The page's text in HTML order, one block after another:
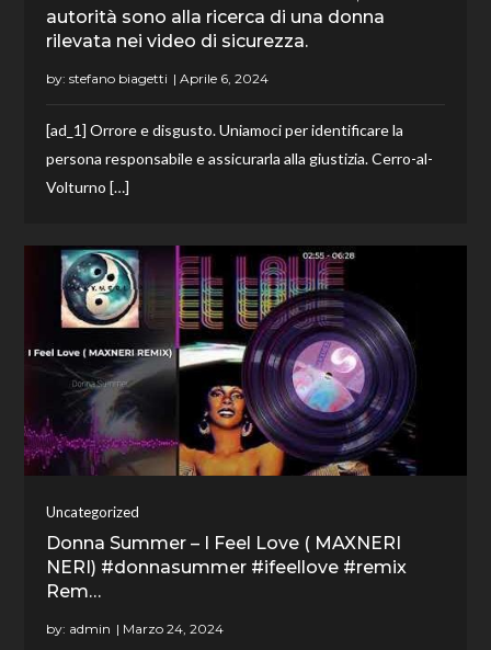
autorità sono alla ricerca di una donna
rilevata nei video di sicurezza.
by:stefano biagetti
[ad_1] Orrore e disgusto. Uniamoci per identificare la
persona responsabile e assicurarla alla giustizia. Cerro-al-
Volturno […]
Uncategorized
Donna Summer – I Feel Love ( MAXNERI
NERI) #donnasummer #ifeellove #remix
Rem…
by: admin